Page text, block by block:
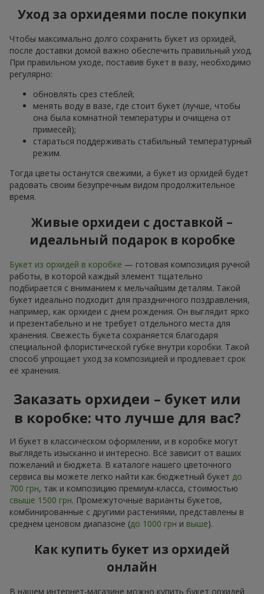
Уход за орхидеями после покупки
Чтобы максимально долго сохранить букет из орхидей,
после доставки домой важно обеспечить правильный уход.
При правильном уходе, поставив букет в вазу, необходимо
регулярно:
обновлять срез стеблей;
менять воду в вазе, где стоит букет (лучше, чтобы
она была комнатной температуры и очищена от
примесей);
стараться поддерживать стабильный температурный
режим.
Тогда цветы останутся свежими, а букет из орхидей будет
радовать своим безупречным видом продолжительное
время.
Живые орхидеи с доставкой –
идеальный подарок в коробке
Букет из орхидей в коробке — готовая композиция ручной
работы, в которой каждый элемент тщательно
подбирается с вниманием к мельчайшим деталям. Такой
букет идеально подходит для праздничного поздравления,
например, как орхидеи с днем рождения. Он выглядит ярко
и презентабельно и не требует отдельного места для
хранения. Свежесть букета сохраняется благодаря
специальной флористической губке внутри коробки. Такой
способ упрощает уход за композицией и продлевает срок
её хранения.
Заказать орхидеи – букет или
в коробке: что лучше для вас?
И букет в классическом оформлении, и в коробке могут
выглядеть изысканно и интересно. Всё зависит от ваших
пожеланий и бюджета. В каталоге нашего цветочного
сервиса вы можете легко найти как бюджетный букет до
700 грн, так и композицию премиум-класса, стоимостью
свыше 1500 грн. Промежуточные варианты букетов,
комбинированные с другими растениями, представлены в
среднем ценовом диапазоне (до 1000 грн и выше).
Как купить букет из орхидей
онлайн
В нашем интернет-магазине можно купить букет орхидей